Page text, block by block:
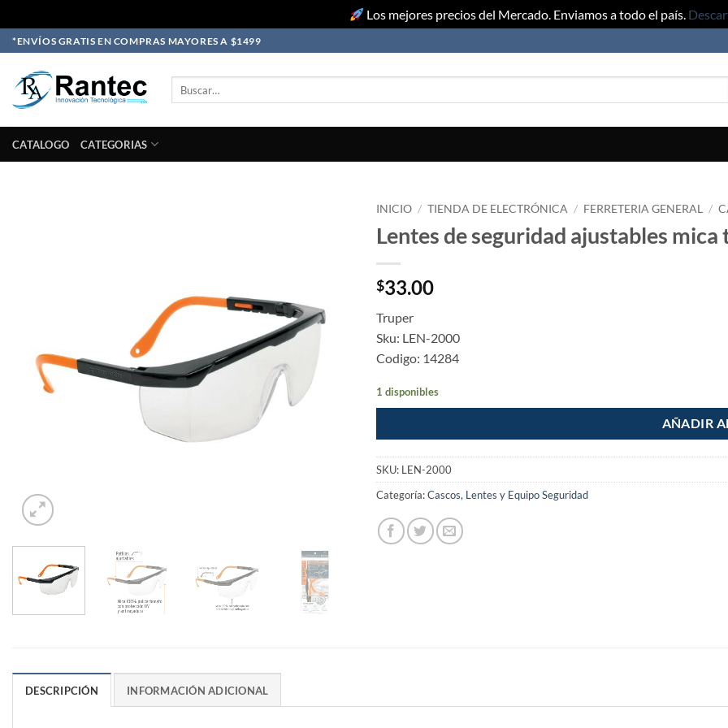
Los mejores precios del Mercado. Enviamos a todo el país.
Skip
to
content
*ENVÍOS GRATIS EN COMPRAS MAYORES A $1499
CATALOGO CATEGORIAS
INICIO / TIENDA DE ELECTRÓNICA / FERRETERIA GENERAL /
Lentes de seguridad ajustables
$33.00
Truper
Sku: LEN-2000
Codigo: 14284
1 disponibles
AÑADIR
SKU: LEN-2000
Categoría:Cascos, Lentes y Equipo Seguridad
DESCRIPCIÓN INFORMACIÓN ADICIONAL